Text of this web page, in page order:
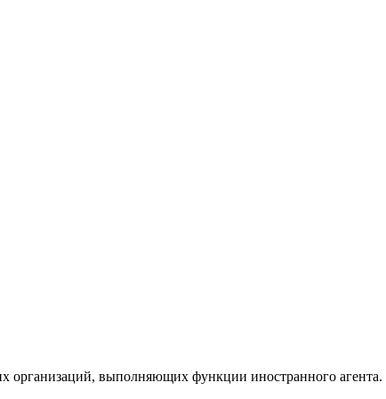
организаций, выполняющих функции иностранного агента.